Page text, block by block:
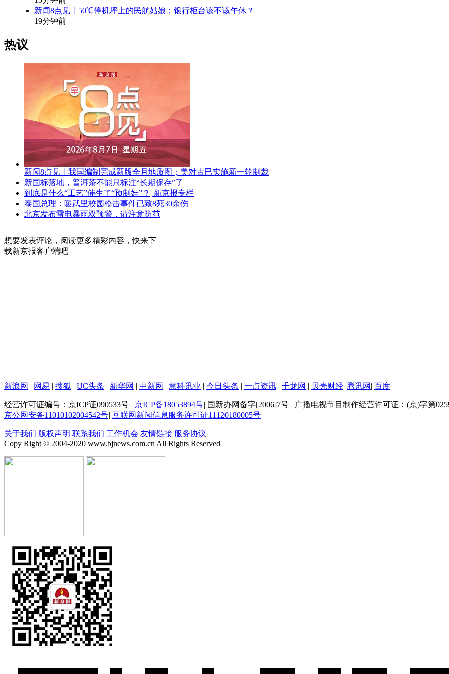
新闻8点见丨50℃停机坪上的民航姑娘；银行柜台该不该午休？
19分钟前
热议
新闻8点见丨我国编制完成新版全月地质图；美对古巴实施新一轮制裁
新国标落地，普洱茶不能只标注“长期保存”了
到底是什么“工艺”催生了“预制娃”？| 新京报专栏
泰国总理：暖武里校园枪击事件已致8死30余伤
北京发布雷电暴雨双预警，请注意防范
想要发表评论，阅读更多精彩内容，快来下
载新京报客户端吧
新浪网 | 网易 | 搜狐 | UC头条 | 新华网 | 中新网 | 慧科讯业 | 今日头条 | 一点资讯 | 千龙网 | 贝壳财经| 腾讯网 | 百度
经营许可证编号：京ICP证090533号 | 京ICP备18053894号| 国新办网备字[2006]7号 | 广播电视节目制作经营许可证：(京)字第
京公网安备11010102004542号| 互联网新闻信息服务许可证11120180005号
关于我们 版权声明 联系我们 工作机会 友情链接 服务协议
Copy Right © 2004-2020 www.bjnews.com.cn All Rights Reserved